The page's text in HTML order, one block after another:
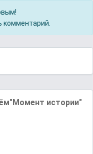
комментарий.
истории"